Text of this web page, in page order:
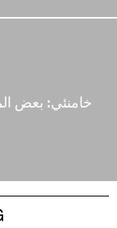
خامنئي: بعض